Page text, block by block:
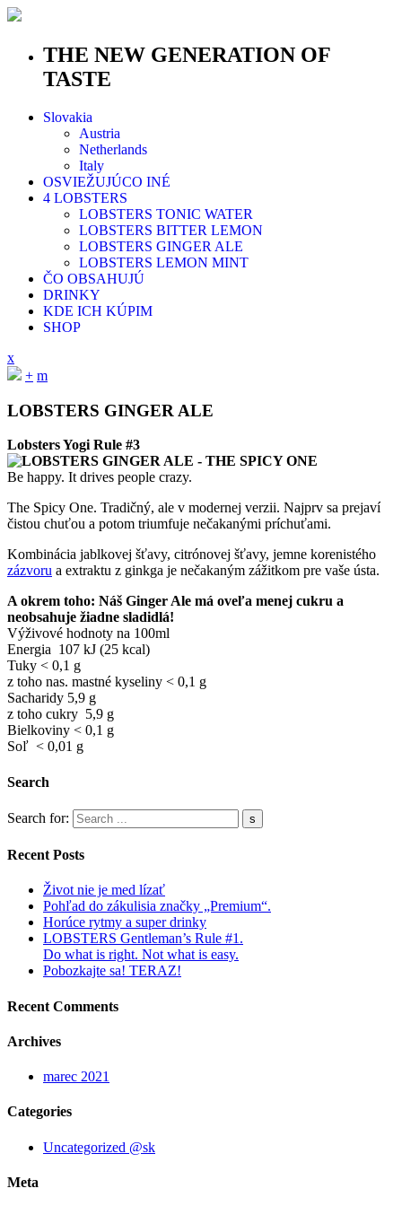
THE NEW GENERATION OF
TASTE
Slovakia
Austria
Netherlands
Italy
OSVIEŽUJÚCO INÉ
4 LOBSTERS
LOBSTERS TONIC WATER
LOBSTERS BITTER LEMON
LOBSTERS GINGER ALE
LOBSTERS LEMON MINT
ČO OBSAHUJÚ
DRINKY
KDE ICH KÚPIM
SHOP
x
+ m
LOBSTERS GINGER ALE
Lobsters Yogi Rule #3
Be happy. It drives people crazy.
The Spicy One. Tradičný, ale v modernej verzii. Najprv sa prejaví
čistou chuťou a potom triumfuje nečakanými príchuťami.
Kombinácia jablkovej šťavy, citrónovej šťavy, jemne korenistého
zázvoru a extraktu z ginkga je nečakaným zážitkom pre vaše ústa.
A okrem toho: Náš Ginger Ale má oveľa menej cukru a
neobsahuje žiadne sladidlá!
Výživové hodnoty na 100ml
Energia 107 kJ (25 kcal)
Tuky < 0,1 g
z toho nas. mastné kyseliny < 0,1 g
Sacharidy 5,9 g
z toho cukry 5,9 g
Bielkoviny < 0,1 g
Soľ < 0,01 g
Search
Search for:
Recent Posts
Život nie je med lízať
Pohľad do zákulisia značky „Premium“.
Horúce rytmy a super drinky
LOBSTERS Gentleman’s Rule #1.
Do what is right. Not what is easy.
Pobozkajte sa! TERAZ!
Recent Comments
Archives
marec 2021
Categories
Uncategorized @sk
Meta